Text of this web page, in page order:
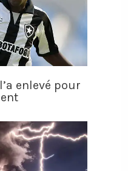
enlevé pour